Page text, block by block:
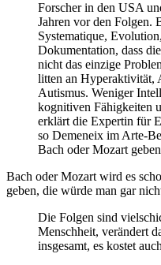
Forscher in den USA
Jahren vor den Folgen.
Systematique,
Dokumentation, dass
nicht das einzige
litten an Hyperaktivität,
Autismus. Weniger
kognitiven Fähigkeiten
erklärt die Expertin für
so Demeneix im Arte-
Bach oder Mozart
Bach oder Mozart wird es
geben, die würde man gar
Die Folgen sind
Menschheit, verändert
insgesamt, es kostet